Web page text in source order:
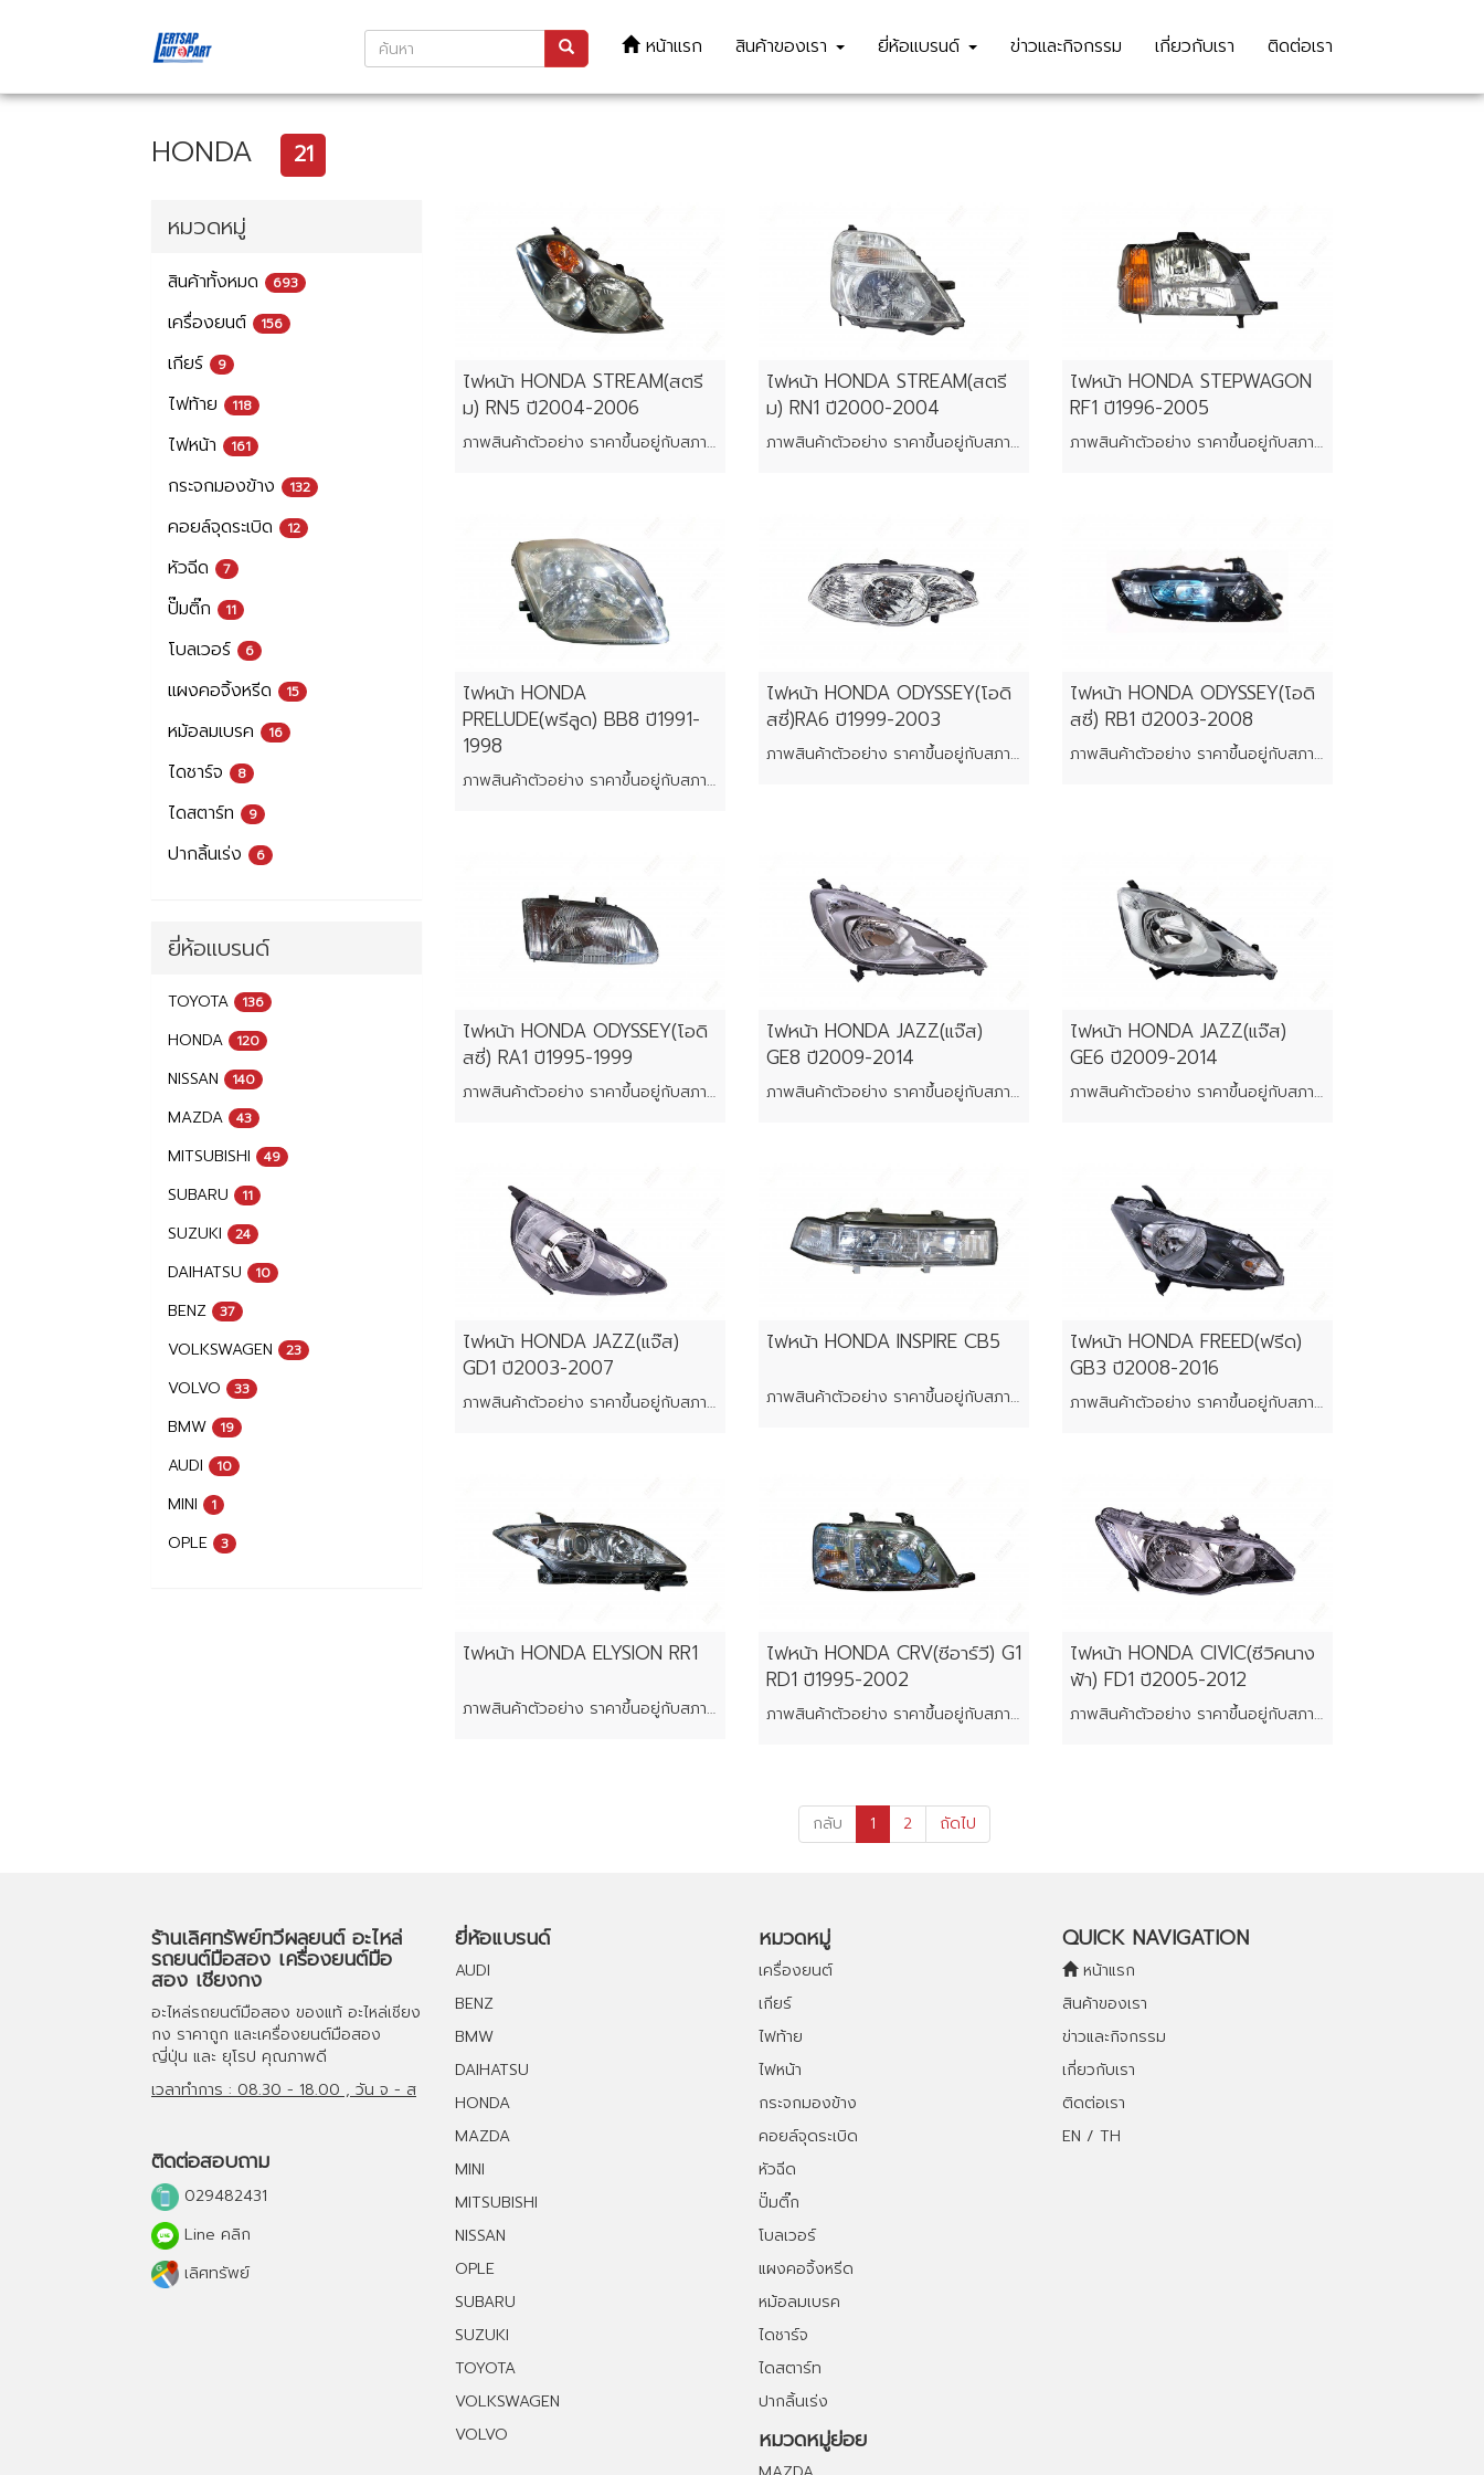
หน้าแรก สินค้าของเรา ยี่ห้อแบรนด์ ข่าวและกิจกรรม เกี่ยวกับเรา ติดต่อเรา
HONDA 21
หมวดหมู่
สินค้าทั้งหมด 693
เครื่องยนต์ 156
เกียร์ 9
ไฟท้าย 118
ไฟหน้า 161
กระจกมองข้าง 132
คอยล์จุดระเบิด 12
หัวฉีด 7
ปั๊มติ๊ก 11
โบลเวอร์ 6
แผงคอจิ้งหรีด 15
หม้อลมเบรค 16
ไดชาร์จ 8
ไดสตาร์ท 9
ปากลิ้นเร่ง 6
ยี่ห้อแบรนด์
TOYOTA 136
HONDA 120
NISSAN 140
MAZDA 43
MITSUBISHI 49
SUBARU 11
SUZUKI 24
DAIHATSU 10
BENZ 37
VOLKSWAGEN 23
VOLVO 33
BMW 19
AUDI 10
MINI 1
OPLE 3
ไฟหน้า HONDA STREAM(สตรี
ม) RN5 ปี2004-2006
ภาพสินค้าตัวอย่าง ราคาขึ้นอยู่กับสภาพของแต่ละชิ้น
ไฟหน้า HONDA STREAM(สตรี
ม) RN1 ปี2000-2004
ภาพสินค้าตัวอย่าง ราคาขึ้นอยู่กับสภาพของแต่ละชิ้น
ไฟหน้า HONDA STEPWAGON
RF1 ปี1996-2005
ภาพสินค้าตัวอย่าง ราคาขึ้นอยู่กับสภาพของแต่ละชิ้น
ไฟหน้า HONDA
PRELUDE(พรีลูด) BB8 ปี1991-
1998
ภาพสินค้าตัวอย่าง ราคาขึ้นอยู่กับสภาพของแต่ละชิ้น
ไฟหน้า HONDA ODYSSEY(โอดิ
สซี่)RA6 ปี1999-2003
ภาพสินค้าตัวอย่าง ราคาขึ้นอยู่กับสภาพของแต่ละชิ้น
ไฟหน้า HONDA ODYSSEY(โอดิ
สซี่) RB1 ปี2003-2008
ภาพสินค้าตัวอย่าง ราคาขึ้นอยู่กับสภาพของแต่ละชิ้น
ไฟหน้า HONDA ODYSSEY(โอดิ
สซี่) RA1 ปี1995-1999
ภาพสินค้าตัวอย่าง ราคาขึ้นอยู่กับสภาพของแต่ละชิ้น
ไฟหน้า HONDA JAZZ(แจ๊ส)
GE8 ปี2009-2014
ภาพสินค้าตัวอย่าง ราคาขึ้นอยู่กับสภาพของแต่ละชิ้น
ไฟหน้า HONDA JAZZ(แจ๊ส)
GE6 ปี2009-2014
ภาพสินค้าตัวอย่าง ราคาขึ้นอยู่กับสภาพของแต่ละชิ้น
ไฟหน้า HONDA JAZZ(แจ๊ส)
GD1 ปี2003-2007
ภาพสินค้าตัวอย่าง ราคาขึ้นอยู่กับสภาพของแต่ละชิ้น
ไฟหน้า HONDA INSPIRE CB5
ภาพสินค้าตัวอย่าง ราคาขึ้นอยู่กับสภาพของแต่ละชิ้น
ไฟหน้า HONDA FREED(ฟรีด)
GB3 ปี2008-2016
ภาพสินค้าตัวอย่าง ราคาขึ้นอยู่กับสภาพของแต่ละชิ้น
ไฟหน้า HONDA ELYSION RR1
ภาพสินค้าตัวอย่าง ราคาขึ้นอยู่กับสภาพของแต่ละชิ้น
ไฟหน้า HONDA CRV(ซีอาร์วี) G1
RD1 ปี1995-2002
ภาพสินค้าตัวอย่าง ราคาขึ้นอยู่กับสภาพของแต่ละชิ้น
ไฟหน้า HONDA CIVIC(ซีวิคนาง
ฟ้า) FD1 ปี2005-2012
ภาพสินค้าตัวอย่าง ราคาขึ้นอยู่กับสภาพของแต่ละชิ้น
กลับ 1 2 ถัดไป
ร้านเลิศทรัพย์ทวีผลยนต์ อะไหล่
รถยนต์มือสอง เครื่องยนต์มือ
สอง เชียงกง
อะไหล่รถยนต์มือสอง ของแท้ อะไหล่เชียง
กง ราคาถูก และเครื่องยนต์มือสอง
ญี่ปุ่น และ ยุโรป คุณภาพดี
เวลาทำการ : 08.30 - 18.00 , วัน จ - ส
ติดต่อสอบถาม
029482431
Line คลิก
เลิศทรัพย์
ยี่ห้อแบรนด์
AUDI
BENZ
BMW
DAIHATSU
HONDA
MAZDA
MINI
MITSUBISHI
NISSAN
OPLE
SUBARU
SUZUKI
TOYOTA
VOLKSWAGEN
VOLVO
หมวดหมู่
เครื่องยนต์
เกียร์
ไฟท้าย
ไฟหน้า
กระจกมองข้าง
คอยล์จุดระเบิด
หัวฉีด
ปั๊มติ๊ก
โบลเวอร์
แผงคอจิ้งหรีด
หม้อลมเบรค
ไดชาร์จ
ไดสตาร์ท
ปากลิ้นเร่ง
หมวดหมู่ย่อย
QUICK NAVIGATION
หน้าแรก
สินค้าของเรา
ข่าวและกิจกรรม
เกี่ยวกับเรา
ติดต่อเรา
EN / TH